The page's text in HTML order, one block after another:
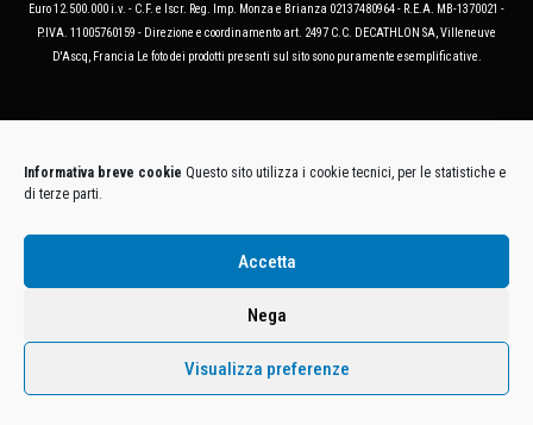
Informativa breve cookie Questo sito utilizza i cookie tecnici, per le statistiche e
di terze parti.
Accetta
Nega
Visualizza preferenze
Euro 12.500.000 i.v. - C.F. e Iscr. Reg. Imp. Monza e Brianza 02137480964 - R.E.A. MB-1370021 -
P.IVA. 11005760159 - Direzione e coordinamento art. 2497 C.C. DECATHLON SA, Villeneuve
D'Ascq, Francia Le foto dei prodotti presenti sul sito sono puramente esemplificative.